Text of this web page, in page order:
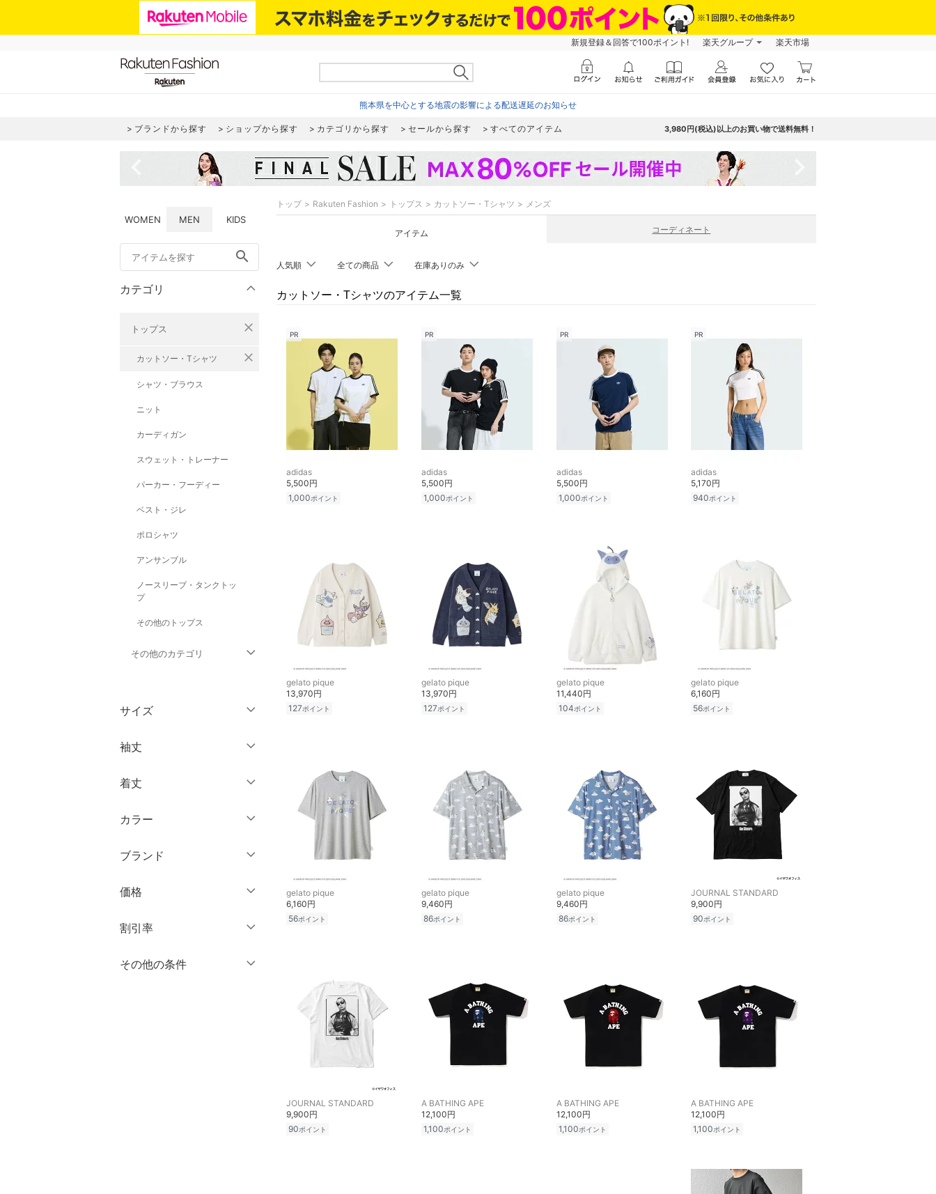
新規登録＆回答で100ポイント! 楽天グループ 楽天市場
熊本県を中心とする地震の影響による配送遅延のお知らせ
ブランドから探す ショップから探す カテゴリから探す セールから探す すべてのアイテム 3,980円(税込)以上のお買い物で送料無料！
WOMEN MEN KIDS
search
カテゴリ
トップス close
カットソー・Tシャツ close
シャツ・ブラウス
ニット
カーディガン
スウェット・トレーナー
パーカー・フーディー
ベスト・ジレ
ポロシャツ
アンサンブル
ノースリーブ・タンクトッ
プ
その他のトップス
その他のカテゴリ
オールインワン・オーバ
インナー・ルームウェア
靴下・レッグウェア
ファッション雑貨
アクセサリー・腕時計
サイズ
ウェア（S/M/L）
M
XL
袖丈
ノースリーブ
半袖
長袖
着丈
ショート丈
ミドル丈
カラー
クリア
ブランド
価格
絞り込み
割引率
％OFF～ ％OFF
その他の条件
トップ Rakuten Fashion トップス カットソー・Tシャツ メンズ
アイテム コーディネート
人気順 全ての商品 在庫ありのみ
カットソー・Tシャツのアイテム一覧
PR
adidas
5,500円
1,000ポイント
PR
adidas
5,500円
1,000ポイント
PR
adidas
5,500円
1,000ポイント
PR
adidas
5,170円
940ポイント
gelato pique
13,970円
127ポイント
gelato pique
13,970円
127ポイント
gelato pique
11,440円
104ポイント
gelato pique
6,160円
56ポイント
gelato pique
6,160円
56ポイント
gelato pique
9,460円
86ポイント
gelato pique
9,460円
86ポイント
JOURNAL STANDARD
9,900円
90ポイント
JOURNAL STANDARD
9,900円
90ポイント
A BATHING APE
12,100円
1,100ポイント
A BATHING APE
12,100円
1,100ポイント
A BATHING APE
12,100円
1,100ポイント